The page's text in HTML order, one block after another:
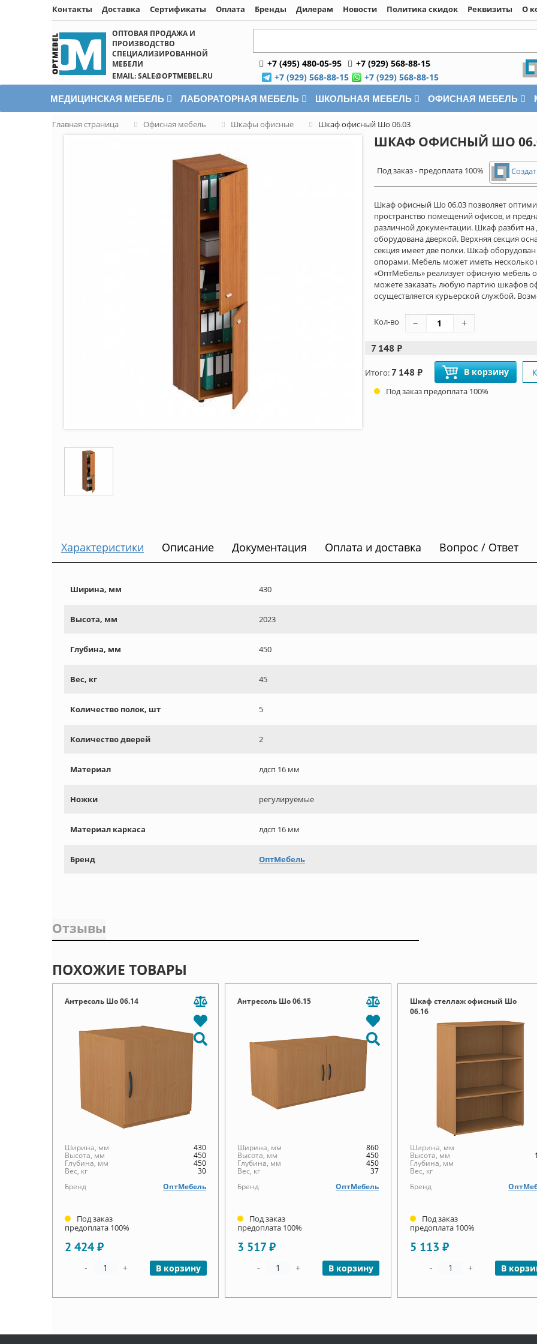
Контакты Доставка Сертификаты Оплата Бренды Дилерам Новости Политика скидок Реквизиты
О
Написать онлайнОПТОВАЯ ПРОДАЖА И
ПРОИЗВОДСТВО
СПЕЦИАЛИЗИРОВАННОЙ
МЕБЕЛИ
EMAIL: SALE@OPTMEBEL.RU
+7 (495) 480-05-95
+7 (929) 568-88-15
+7 (929) 568-88-15
+7 (929) 568-88-15
МЕДИЦИНСКАЯ МЕБЕЛЬ ЛАБОРАТОРНАЯ МЕБЕЛЬ ШКОЛЬНАЯ МЕБЕЛЬ ОФИСНАЯ МЕБЕЛЬ
Главная страница Офисная мебель Шкафы офисные Шкаф офисный Шо 06.03
ШКАФ ОФИСНЫЙ ШО
Под заказ - предоплата 100%
Шкаф офисный Шо 06.03 позволяет
пространство помещений офисов, и
различной документации. Шкаф разбит на
оборудована дверкой. Верхняя секция
секция имеет две полки. Шкаф
опорами. Мебель может иметь несколько
«ОптМебель» реализует офисную
можете заказать любую партию шкафов
осуществляется курьерской службой.
Кол-во
7 148 ₽
Итого: 7 148 ₽ В корзину
Под заказ предоплата 100%
Характеристики Описание Документация Оплата и доставка Вопрос / Ответ
Ширина, мм 430
Высота, мм 2023
Глубина, мм 450
Вес, кг 45
Количество полок, шт 5
Количество дверей 2
Материал лдсп 16 мм
Ножки регулируемые
Материал каркаса лдсп 16 мм
Бренд ОптМебель
Отзывы
ПОХОЖИЕ ТОВАРЫ
Антресоль Шо 06.14
Ширина, мм 430
Высота, мм 450
Глубина, мм 450
Вес, кг
30
Бренд
ОптМебель
Под заказ
предоплата 100%
2 424 ₽
- + В корзину
Антресоль Шо 06.15
Ширина, мм 860
Высота, мм 450
Глубина, мм 450
Вес, кг
37
Бренд
ОптМебель
Под заказ
предоплата 100%
3 517 ₽
- + В корзину
Шкаф стеллаж офисный Шо
06.16
Ширина, мм
Высота, мм
Глубина, мм
Вес, кг
Бренд
Под заказ
предоплата 100%
5 113 ₽
- + В